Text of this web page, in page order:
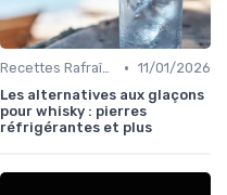
Recettes Rafraîchissantes • 11/01/2026
Les alternatives aux glaçons
pour whisky : pierres
réfrigérantes et plus